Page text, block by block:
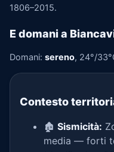
1806–2015.
E domani a
Domani: sereno, 24°/
Contesto
🏚️ Sismicità:
media — forti